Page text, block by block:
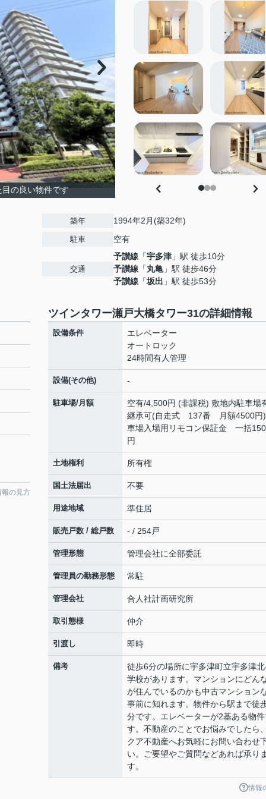
の良い物件です
築年 1994年2月(築32年)
駐車 空有
交通
予讃線 「宇多津 」駅 徒歩10分
予讃線 「丸亀 」駅 徒歩46分
予讃線 「坂出 」駅 徒歩53分
報の見方
ツインタワー瀬戸大橋タワー31の詳細情報
設備条件
エレベーター
オートロック
24時間有人管理
設備(その他) -
駐車場/月額
空有/4,500円 (非課税) 敷地内駐車
継承可(自走式 137番 月額4500円
車場入場用リモコン保証金 一括
円
土地権利 所有権
国土法届出 不要
用途地域 準住居
販売戸数 / 総戸数 - / 254戸
管理形態 管理会社に全部委託
管理員の勤務形態 常駐
管理会社 合人社計画研究所
取引態様 仲介
引渡し 即時
備考
徒歩6分の場所に宇多津町立宇多津
学校があります。マンションにどん
が住んでいるのかも中古マンション
事前に知れます。物件から駅まで徒
分です。エレベーターが2基ある物
す。不動産のことでお悩みでしたら
クア不動産へお気軽にお問い合わせ
い。ご要望やご質問などあれば承り
す。
情報